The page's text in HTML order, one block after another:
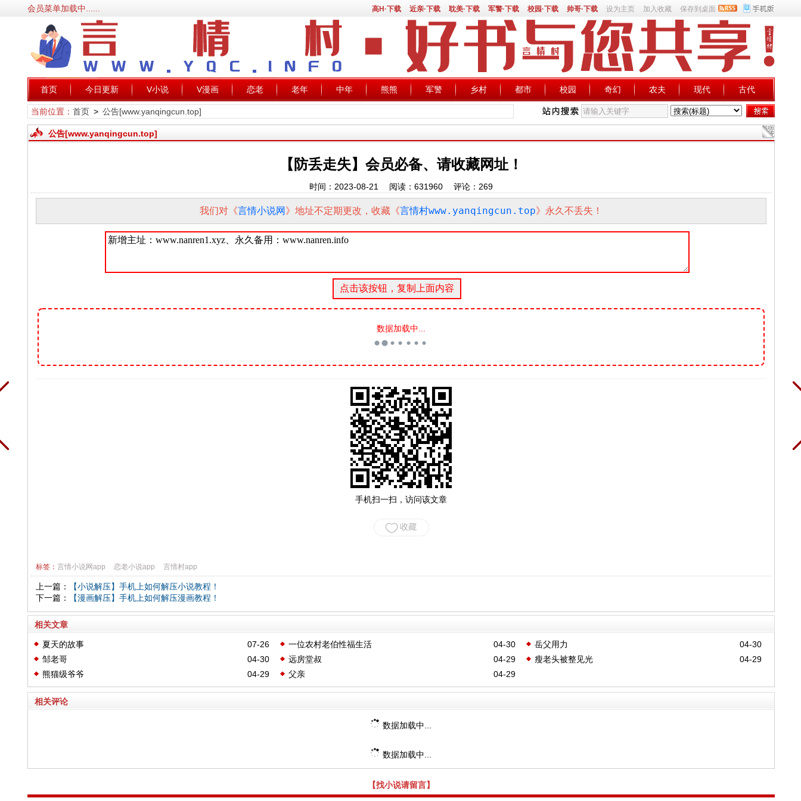
会员菜单加载中...... 高H·下载 近亲·下载 耽美·下载 军警·下载 校园·下载 帅哥·下载 设为主页 加入收藏 保存到桌面
首页 今日更新 V小说 V漫画 恋老 老年 中年 熊熊 军警 乡村 都市 校园 奇幻 农夫 现代 古代
当前位置： 首页> 公告[www.yanqingcun.top]
公告[www.yanqingcun.top]
【防丢走失】会员必备、请收藏网址！
时间：2023-08-21 阅读： 631960评论： 269
我们对《言情小说网》地址不定期更改，收藏《言情村www.yanqingcun.top》永久不丢失！
数据加载中...
手机扫一扫，访问该文章
标签： 言情小说网app 恋老小说app 言情村app
上一篇：
【小说解压】手机上如何解压小说教程！
下一篇：
【漫画解压】手机上如何解压漫画教程！
相关文章
07-26
夏天的故事 04-30
一位农村老伯性福生活 04-30
岳父用力
04-30
邹老哥 04-29
远房堂叔 04-29
瘦老头被整见光
04-29
熊猫级爷爷 04-29
父亲
相关评论
数据加载中...
数据加载中...
【找小说请留言】